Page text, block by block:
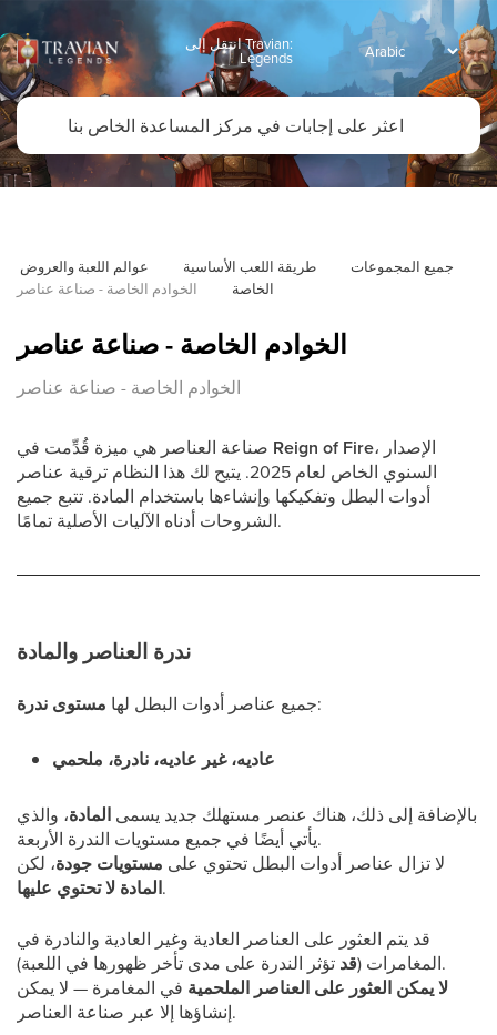
انتقل إلى Travian:
Legends
جميع المجموعات طريقة اللعب الأساسية
عوالم اللعبة والعروض
الخاصة
الخوادم الخاصة - صناعة عناصر
الخوادم الخاصة - صناعة عناصر
الخوادم الخاصة - صناعة عناصر
Reign of Fire، الإصدار
السنوي الخاص لعام 2025. يتيح لك هذا النظام ترقية عناصر
أدوات البطل وتفكيكها وإنشاءها باستخدام المادة. تتبع جميع
الشروحات أدناه الآليات الأصلية تمامًا.
ندرة العناصر والمادة
جميع عناصر أدوات البطل لها مستوى ندرة :
عاديه، غير عاديه، نادرة، ملحمي
بالإضافة إلى ذلك، هناك عنصر مستهلك جديد يسمى المادة، والذي
يأتي أيضًا في جميع مستويات الندرة الأربعة.
لا تزال عناصر أدوات البطل تحتوي على مستويات جودة، لكن
المادة لا تحتوي عليها.
قد يتم العثور على العناصر العادية وغير العادية والنادرة في
المغامرات (قد تؤثر الندرة على مدى تأخر ظهورها في اللعبة).
لا يمكن العثور على العناصر الملحمية في المغامرة — لا يمكن
إنشاؤها إلا عبر صناعة العناصر.